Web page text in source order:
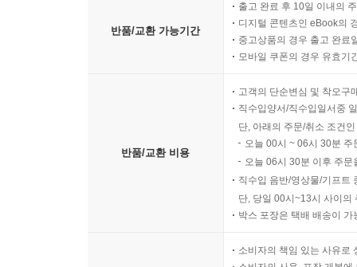
반품/교환 가능기간
출고 완료 후 10일 이내의
디지털 콘텐츠인 eBook의
중고상품의 경우 출고 완료
모바일 쿠폰의 경우 유효기
반품/교환 비용
고객의 단순변심 및 착오구
직수입양서/직수입일서중
단, 아래의 주문/취소 조건
오늘 00시 ~ 06시 30분
오늘 06시 30분 이후 주
직수입 음반/영상물/기프트
단, 당일 00시~13시 사이의
박스 포장은 택배 배송이
소비자의 책임 있는 사유로